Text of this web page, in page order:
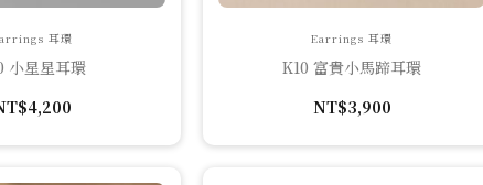
耳環
小星星耳環
4,200
Earrings 耳環
K10 富貴小馬蹄耳環
NT$3,900